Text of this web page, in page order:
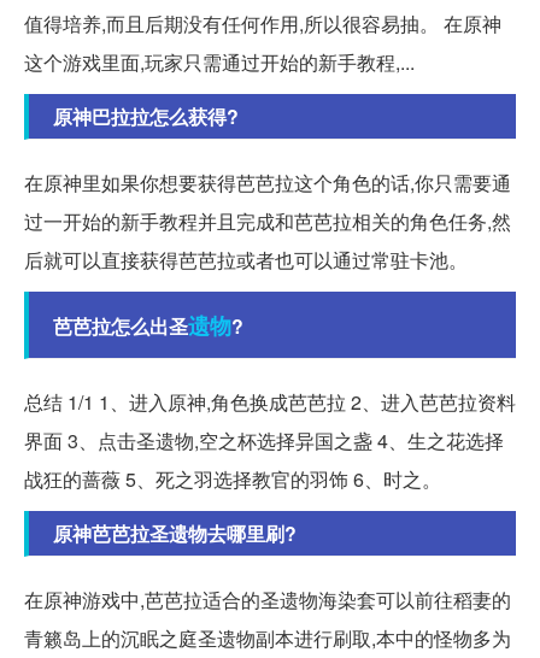
值得培养,而且后期没有任何作用,所以很容易抽。 在原神
这个游戏里面,玩家只需通过开始的新手教程,...
原神巴拉拉怎么获得?
在原神里如果你想要获得芭芭拉这个角色的话,你只需要通
过一开始的新手教程并且完成和芭芭拉相关的角色任务,然
后就可以直接获得芭芭拉或者也可以通过常驻卡池。
芭芭拉怎么出圣遗物?
总结 1/1 1、进入原神,角色换成芭芭拉 2、进入芭芭拉资料
界面 3、点击圣遗物,空之杯选择异国之盏 4、生之花选择
战狂的蔷薇 5、死之羽选择教官的羽饰 6、时之。
原神芭芭拉圣遗物去哪里刷?
在原神游戏中,芭芭拉适合的圣遗物海染套可以前往稻妻的
青籁岛上的沉眠之庭圣遗物副本进行刷取,本中的怪物多为